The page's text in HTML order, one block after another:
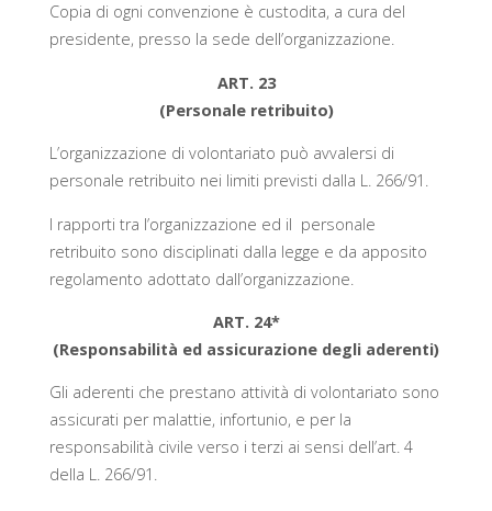
Copia di ogni convenzione è custodita, a cura del
presidente, presso la sede dell’organizzazione.
ART. 23
(Personale retribuito)
L’organizzazione di volontariato può avvalersi di
personale retribuito nei limiti previsti dalla L. 266/91.
I rapporti tra l’organizzazione ed il personale
retribuito sono disciplinati dalla legge e da apposito
regolamento adottato dall’organizzazione.
ART. 24*
(Responsabilità ed assicurazione degli aderenti)
Gli aderenti che prestano attività di volontariato sono
assicurati per malattie, infortunio, e per la
responsabilità civile verso i terzi ai sensi dell’art. 4
della L. 266/91.